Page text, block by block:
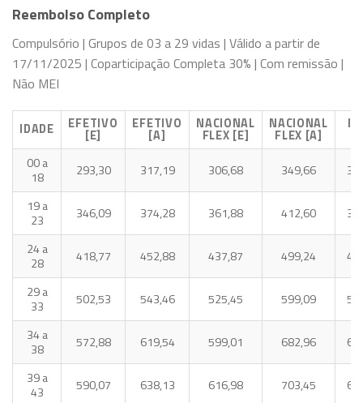
Reembolso Completo
Compulsório | Grupos de 03 a 29 vidas | Válido a partir de
17/11/2025 | Coparticipação Completa 30% | Com remissão |
Não MEI
IDADE EFETIVO
[E]
EFETIVO
[A]
NACIONAL
FLEX [E]
NACIONAL
FLEX [A]
00 a
18
293,30 317,19 306,68 349,66
19 a
23
346,09 374,28 361,88 412,60
24 a
28
418,77 452,88 437,87 499,24
29 a
33
502,53 543,46 525,45 599,09
34 a
38
572,88 619,54 599,01 682,96
39 a
43
590,07 638,13 616,98 703,45